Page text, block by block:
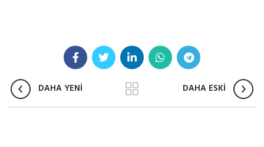
DAHA YENİ DAHA ESKİ